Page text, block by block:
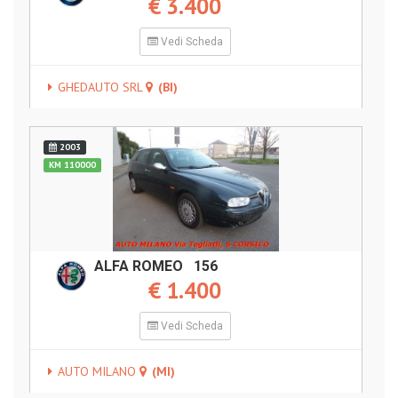
€ 3.400
Vedi Scheda
GHEDAUTO SRL (BI)
2003
KM 110000
ALFA ROMEO 156
€ 1.400
Vedi Scheda
AUTO MILANO (MI)